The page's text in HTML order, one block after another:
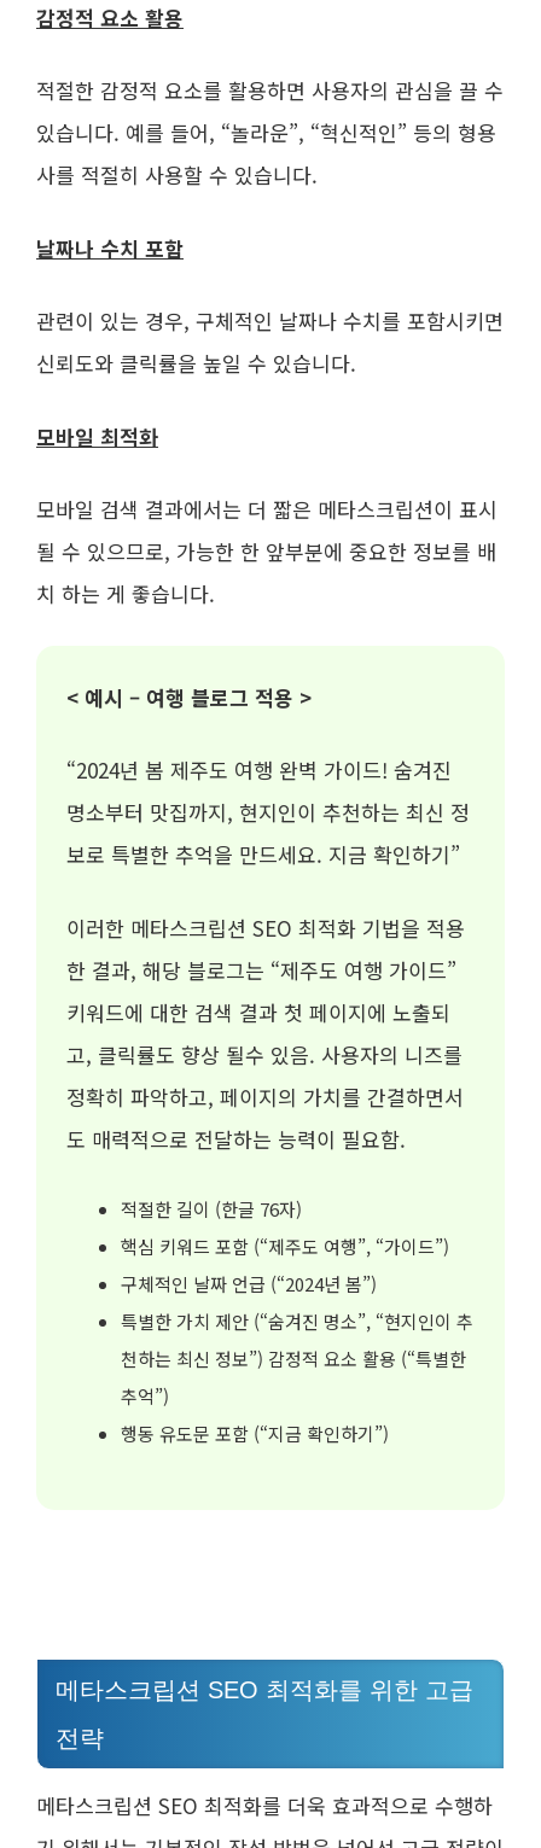
감정적 요소 활용
적절한 감정적 요소를 활용하면 사용자의 관심을 끌 수
있습니다. 예를 들어, “놀라운”, “혁신적인” 등의 형용
사를 적절히 사용할 수 있습니다.
날짜나 수치 포함
관련이 있는 경우, 구체적인 날짜나 수치를 포함시키면
신뢰도와 클릭률을 높일 수 있습니다.
모바일 최적화
모바일 검색 결과에서는 더 짧은 메타스크립션이 표시
될 수 있으므로, 가능한 한 앞부분에 중요한 정보를 배
치 하는 게 좋습니다.
< 예시 – 여행 블로그 적용 >
“2024년 봄 제주도 여행 완벽 가이드! 숨겨진
명소부터 맛집까지, 현지인이 추천하는 최신 정
보로 특별한 추억을 만드세요. 지금 확인하기”
이러한 메타스크립션 SEO 최적화 기법을 적용
한 결과, 해당 블로그는 “제주도 여행 가이드”
키워드에 대한 검색 결과 첫 페이지에 노출되
고, 클릭률도 향상 될수 있음. 사용자의 니즈를
정확히 파악하고, 페이지의 가치를 간결하면서
도 매력적으로 전달하는 능력이 필요함.
적절한 길이 (한글 76자)
핵심 키워드 포함 (“제주도 여행”, “가이드”)
구체적인 날짜 언급 (“2024년 봄”)
특별한 가치 제안 (“숨겨진 명소”, “현지인이 추
천하는 최신 정보”) 감정적 요소 활용 (“특별한
추억”)
행동 유도문 포함 (“지금 확인하기”)
메타스크립션 SEO 최적화를 위한 고급
전략
메타스크립션 SEO 최적화를 더욱 효과적으로 수행하